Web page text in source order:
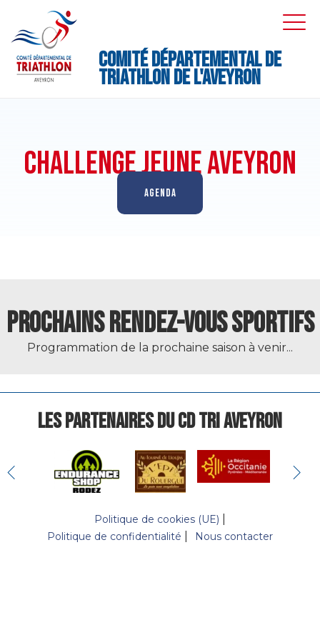
content
Comité Départemental de
Triathlon de l'Aveyron
CHALLENGE JEUNE AVEYRON
AGENDA
PROCHAINS RENDEZ-VOUS SPORTIFS
Programmation de la prochaine saison à venir...
LES PARTENAIRES DU CD TRI AVEYRON
Politique de cookies (UE)
Politique de confidentialité
Nous contacter